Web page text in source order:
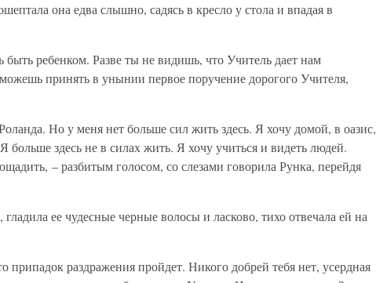
она едва слышно, садясь в кресло у стола и впадая в
быть ребенком. Разве ты не видишь, что Учитель дает нам
принять в унынии первое поручение дорогого Учителя,
Но у меня нет больше сил жить здесь. Я хочу домой, в оазис,
больше здесь не в силах жить. Я хочу учиться и видеть людей.
– разбитым голосом, со слезами говорила Рунка, перейдя
ее чудесные черные волосы и ласково, тихо отвечала ей на
припадок раздражения пройдет. Никого добрей тебя нет, усердная